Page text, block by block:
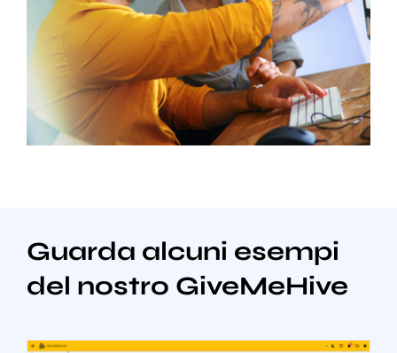
Guarda alcuni esempi
del nostro GiveMeHive